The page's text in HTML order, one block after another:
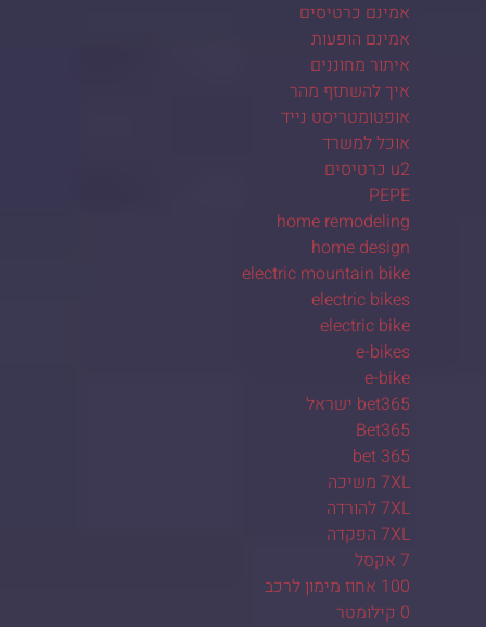
אמינם כרטיסים
אמינם הופעות
איתור מחוננים
איך להשתזף מהר
אופטומטריסט נייד
אוכל למשרד
u2 כרטיסים
PEPE
home remodeling
home design
electric mountain bike
electric bikes
electric bike
e-bikes
e-bike
bet365 ישראל
Bet365
bet 365
7XL משיכה
7XL להורדה
7XL הפקדה
7 אקסל
100 אחוז מימון לרכב
0 קילומטר